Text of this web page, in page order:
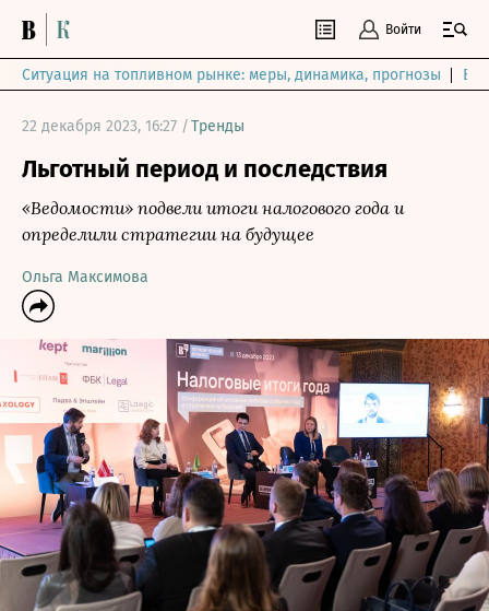
Войти
Ситуация на топливном рынке: меры, динамика, прогнозы
22 декабря 2023, 16:27 /Тренды
Льготный период и последствия
«Ведомости» подвели итоги налогового года и
определили стратегии на будущее
Ольга Максимова